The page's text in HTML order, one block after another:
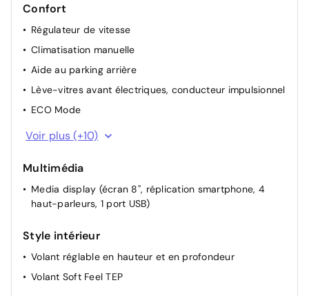
Confort
Régulateur de vitesse
Climatisation manuelle
Aide au parking arrière
Lève-vitres avant électriques, conducteur impulsionnel
ECO Mode
Indicateur de changement de vitesse
du siège passager
Banquette AR rabattable 1/3-2/3
Lunette arrière chauffante
dégivrants
Rétroviseur intérieur jour/nuit
Lève-vitres AR électriques
Voir plus (+10)
Multimédia
Media display (écran 8'', réplication smartphone, 4
haut-parleurs, 1 port USB)
Style intérieur
Volant réglable en hauteur et en profondeur
Volant Soft Feel TEP